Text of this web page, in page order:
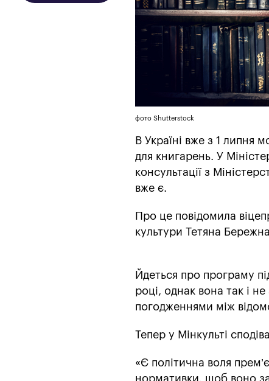
фото Shutterstock
В Україні вже з 1 липня
для книгарень. У
консультації з
вже є.
Про це повідомила
культури Тетяна
Йдеться про програму
році, однак вона так і
погодженнями між
Тепер у Мінкульті
«Є політична воля
нормативки, щоб воно